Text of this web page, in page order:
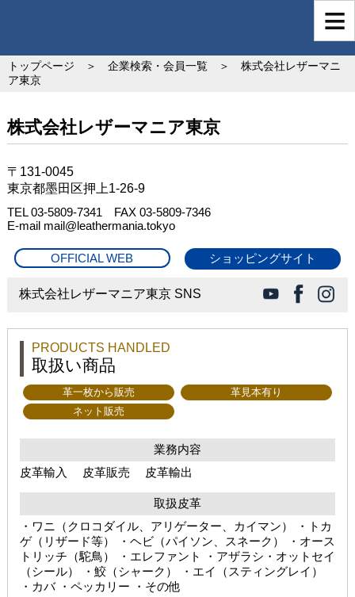
トップページ ＞ 企業検索・会員一覧 ＞ 株式会社レザーマニ
ア東京
株式会社レザーマニア東京
〒131-0045
東京都墨田区押上1-26-9
TEL 03-5809-7341 FAX 03-5809-7346
E-mail mail@leathermania.tokyo
OFFICIAL WEB ショッピングサイト
株式会社レザーマニア東京 SNS
PRODUCTS HANDLED
取扱い商品
革一枚から販売
革見本有り
ネット販売
業務内容
皮革輸入 皮革販売 皮革輸出
取扱皮革
・ワニ（クロコダイル、アリゲーター、カイマン） ・トカ
ゲ（リザード等） ・ヘビ（パイソン、スネーク） ・オース
トリッチ（駝鳥） ・エレファント ・アザラシ・オットセイ
（シール） ・鮫（シャーク） ・エイ（スティングレイ）
・カバ ・ペッカリー ・その他